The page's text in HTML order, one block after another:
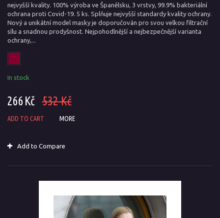
nejvyšší kvality. 100% výroba ve Španělsku, 3 vrstvy, 99.9% bakteriální
ochrana proti Covid-19. 5 ks. Splňuje nejvyšší standardy kvality ochrany.
Nový a unikátní model masky je doporučován pro svou velkou filtrační
sílu a snadnou prodyšnost. Nejpohodlnější a nejbezpečnější varianta
ochrany,...
In stock
266 Kč 532 Kč
ADD TO CART MORE
Add to Compare